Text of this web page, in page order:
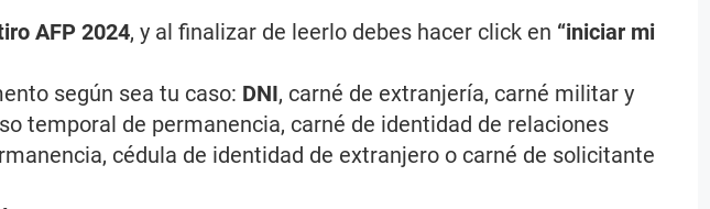
AFP 2024, y al finalizar de leerlo debes hacer click en “iniciar mi
según sea tu caso: DNI, carné de extranjería, carné militar y
temporal de permanencia, carné de identidad de relaciones
cédula de identidad de extranjero o carné de solicitante